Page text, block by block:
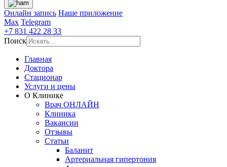
Онлайн запись Наше приложение
Max Telegram
+7 831 422 28 33
Поиск
Главная
Доктора
Стационар
Услуги и цены
О Клинике
Врач ОНЛАЙН
Клиника
Вакансии
Отзывы
Статьи
Баланит
Артериальная гипертония